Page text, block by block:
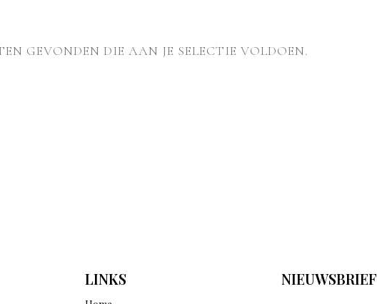
GEVONDEN DIE AAN JE SELECTIE VOLDOEN.
LINKS NIEUWSBRIEF